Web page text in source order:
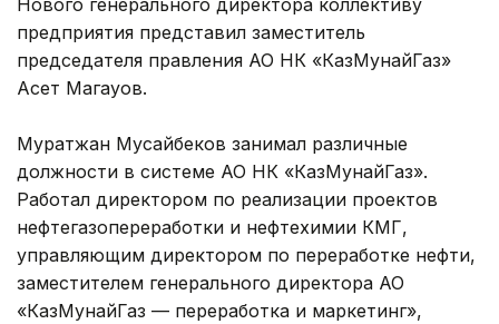
Нового генерального директора коллективу
предприятия представил заместитель
председателя правления АО НК «КазМунайГаз»
Асет Магауов.
Муратжан Мусайбеков занимал различные
должности в системе АО НК «КазМунайГаз».
Работал директором по реализации проектов
нефтегазопереработки и нефтехимии КМГ,
управляющим директором по переработке нефти,
заместителем генерального директора АО
«КазМунайГаз — переработка и маркетинг»,